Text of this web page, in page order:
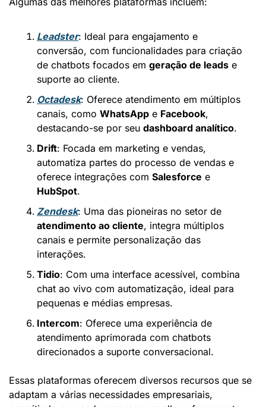
Leadster: Ideal para engajamento e
conversão, com funcionalidades para criação
de chatbots focados em geração de leads e
suporte ao cliente.
Octadesk: Oferece atendimento em múltiplos
canais, como WhatsApp e Facebook,
destacando-se por seu dashboard analítico.
Drift: Focada em marketing e vendas,
automatiza partes do processo de vendas e
oferece integrações com Salesforce
HubSpot.
Zendesk
atendimento ao cliente, integra múltiplos
canais e permite personalização das
interações.
Tidio: Com uma interface acessível, combina
chat ao vivo com automatização, ideal para
pequenas e médias empresas.
Intercom: Oferece uma experiência de
atendimento aprimorada com chatbots
direcionados a suporte conversacional.
Essas plataformas oferecem diversos recursos que se
adaptam a várias necessidades empresariais,